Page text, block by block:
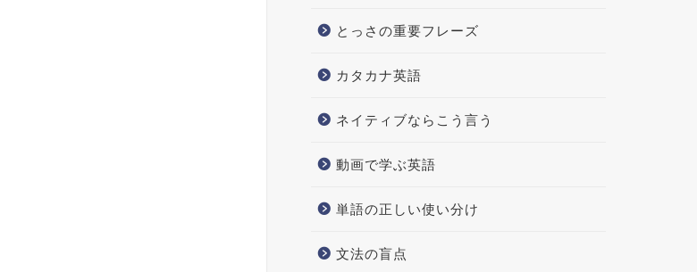
とっさの重要フレーズ
カタカナ英語
ネイティブならこう言う
動画で学ぶ英語
単語の正しい使い分け
文法の盲点